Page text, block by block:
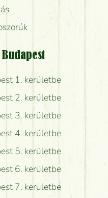
1. kerületbe
2. kerületbe
3. kerületbe
4. kerületbe
5. kerületbe
6. kerületbe
7. kerületbe